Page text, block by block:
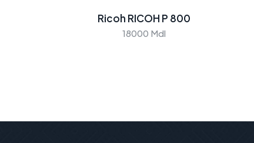
Ricoh RICOH P 800
18000 Mdl